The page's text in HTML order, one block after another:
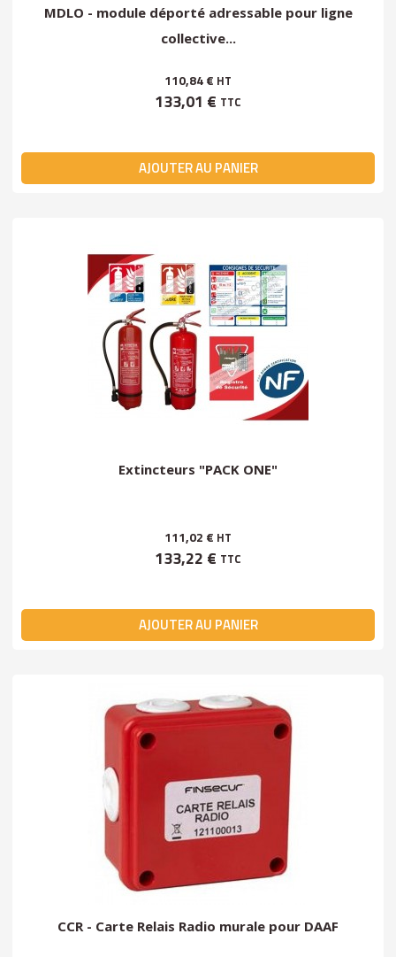
MDLO - module déporté adressable pour ligne
collective...
110,84 € HT
133,01 € TTC
AJOUTER AU PANIER
Extincteurs "PACK ONE"
111,02 € HT
133,22 € TTC
AJOUTER AU PANIER
CCR - Carte Relais Radio murale pour DAAF